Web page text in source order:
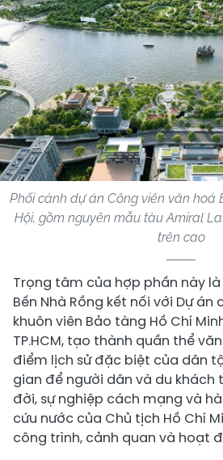
Phối cảnh dự án Công viên văn hoá
Hội, gồm nguyên mẫu tàu Amiral
trên cao
Trọng tâm của hợp phần này
Bến Nhà Rồng kết nối với Dự
khuôn viên Bảo tàng Hồ Chí
TP.HCM, tạo thành quần thể
điểm lịch sử đặc biệt của dân
gian để người dân và du khách
đời, sự nghiệp cách mạng và
cứu nước của Chủ tịch Hồ Chí
công trình, cảnh quan và hoạt